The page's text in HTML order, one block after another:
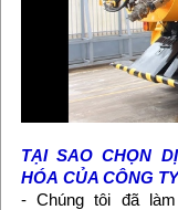
TẠI SAO CHỌN
HÓA CỦA CÔNG
- Chúng tôi đã